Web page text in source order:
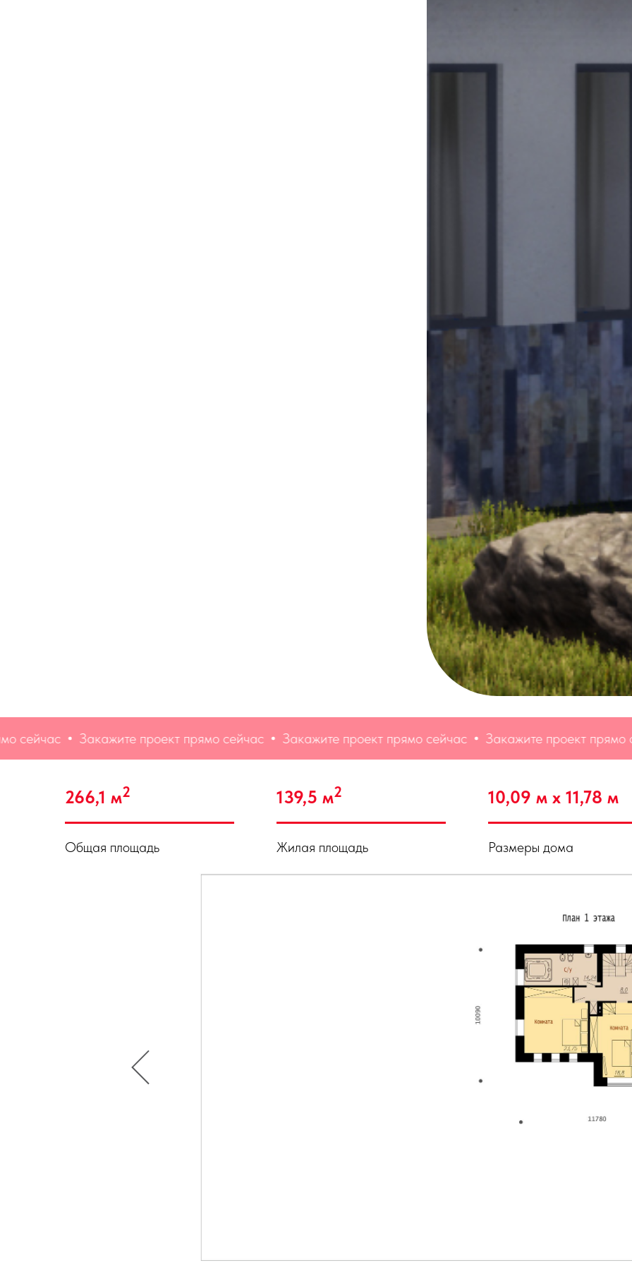
Закажите проект прямо сейчас Закажите проект прямо сейчас Закажите проект прямо сейчас
266,1 м2
Общая площадь
139,5 м2
Жилая площадь
10,09 м х 11,78 м
Размеры дома